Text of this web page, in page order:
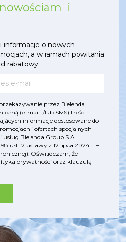
i
informacje o nowych
a w ramach powitania
rabatowy.
przez Bielenda
(e-mail i/lub SMS) treści
informacje dostosowane do
i ofertach specjalnych
Bielenda Group S.A.
ust. 2 ustawy z 12 lipca 2024 r. –
Oświadczam, że
prywatności oraz klauzulą